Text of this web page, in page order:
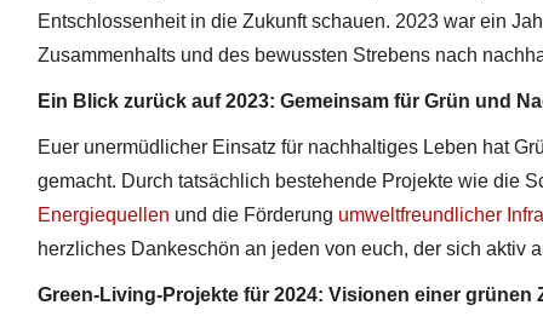
0
2
Entschlossenheit in die Zukunft schauen. 2023 war ein
Zusammenhalts und des bewussten Strebens nach
Ein Blick zurück auf 2023: Gemeinsam für Grün und
Euer unermüdlicher Einsatz für nachhaltiges Leben hat
gemacht. Durch tatsächlich bestehende Projekte wie die
Energiequellen und die Förderung umweltfreundlicher
herzliches Dankeschön an jeden von euch, der sich aktiv
Green-Living-Projekte für 2024: Visionen einer grünen